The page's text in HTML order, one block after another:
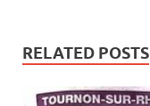
RELATED POSTS